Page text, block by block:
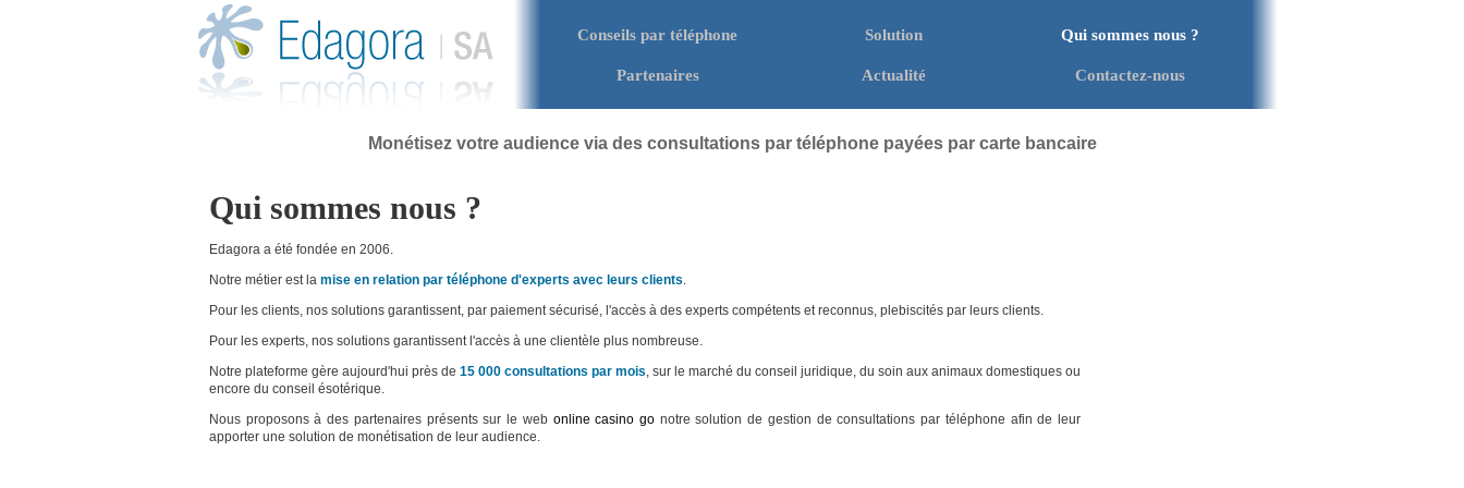
Conseils par téléphone Solution Qui sommes nous ?
Partenaires Actualité Contactez-nous
Monétisez votre audience via des consultations par téléphone payées par carte bancaire
Vous êtes ici
Qui sommes nous ?
Edagora a été fondée en 2006.
Notre métier est la mise en relation par téléphone d'experts avec leurs clients.
Pour les clients, nos solutions garantissent, par paiement sécurisé, l'accès à des experts compétents et reconnus, plebiscités par leurs clients.
Pour les experts, nos solutions garantissent l'accès à une clientèle plus nombreuse.
Notre plateforme gère aujourd'hui près de 15 000 consultations par mois, sur le marché du conseil juridique, du soin aux animaux domestiques ou
encore du conseil ésotérique.
Nous proposons à des partenaires présents sur le web online casino go notre solution de gestion de consultations par téléphone afin de leur
apporter une solution de monétisation de leur audience.